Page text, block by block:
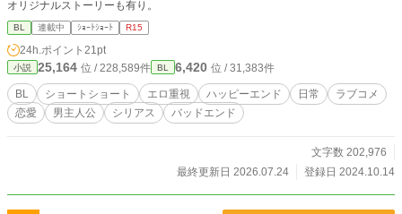
オリジナルストーリーも有り。
BL 連載中 ｼｮｰﾄｼｮｰﾄ R15
24h.ポイント 21pt
小説 25,164 位 / 228,589件 BL 6,420 位 / 31,383件
BL ショートショート エロ重視 ハッピーエンド 日常
ラブコメ
恋愛
男主人公 シリアス バッドエンド
文字数 202,976
最終更新日 2026.07.24
登録日 2024.10.14